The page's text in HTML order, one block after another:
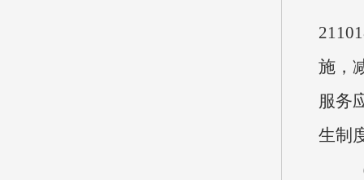
施，
服务
生制
（2